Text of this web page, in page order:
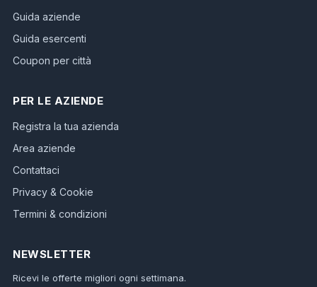
Guida aziende
Guida esercenti
Coupon per città
PER LE AZIENDE
Registra la tua azienda
Area aziende
Contattaci
Privacy & Cookie
Termini & condizioni
NEWSLETTER
Ricevi le offerte migliori ogni settimana.